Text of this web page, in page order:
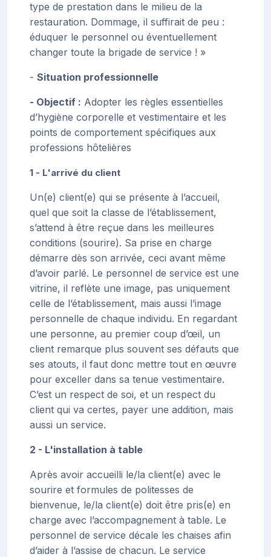
type de prestation dans le milieu de la
restauration. Dommage, il suffirait de peu :
éduquer le personnel ou éventuellement
changer toute la brigade de service ! »
- Situation professionnelle
- Objectif : Adopter les règles essentielles
d’hygiène corporelle et vestimentaire et les
points de comportement spécifiques aux
professions hôtelières
1 - L'arrivé du client
Un(e) client(e) qui se présente à l’accueil,
quel que soit la classe de l’établissement,
s’attend à être reçue dans les meilleures
conditions (sourire). Sa prise en charge
démarre dès son arrivée, ceci avant même
d’avoir parlé. Le personnel de service est une
vitrine, il reflète une image, pas uniquement
celle de l’établissement, mais aussi l’image
personnelle de chaque individu. En regardant
une personne, au premier coup d’œil, un
client remarque plus souvent ses défauts que
ses atouts, il faut donc mettre tout en œuvre
pour exceller dans sa tenue vestimentaire.
C’est un respect de soi, et un respect du
client qui va certes, payer une addition, mais
aussi un service.
2 - L'installation à table
Après avoir accueilli le/la client(e) avec le
sourire et formules de politesses de
bienvenue, le/la client(e) doit être pris(e) en
charge avec l’accompagnement à table. Le
personnel de service décale les chaises afin
d’aider à l’assise de chacun. Le service